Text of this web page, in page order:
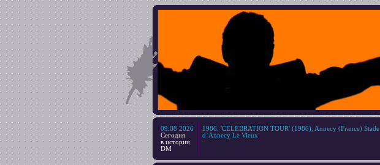
09.08.2026
Сегодня
в истории
DM
1986: 'CELEBRATION TOUR' (1986), Annecy (France) Stade
d`Annecy Le Vieux